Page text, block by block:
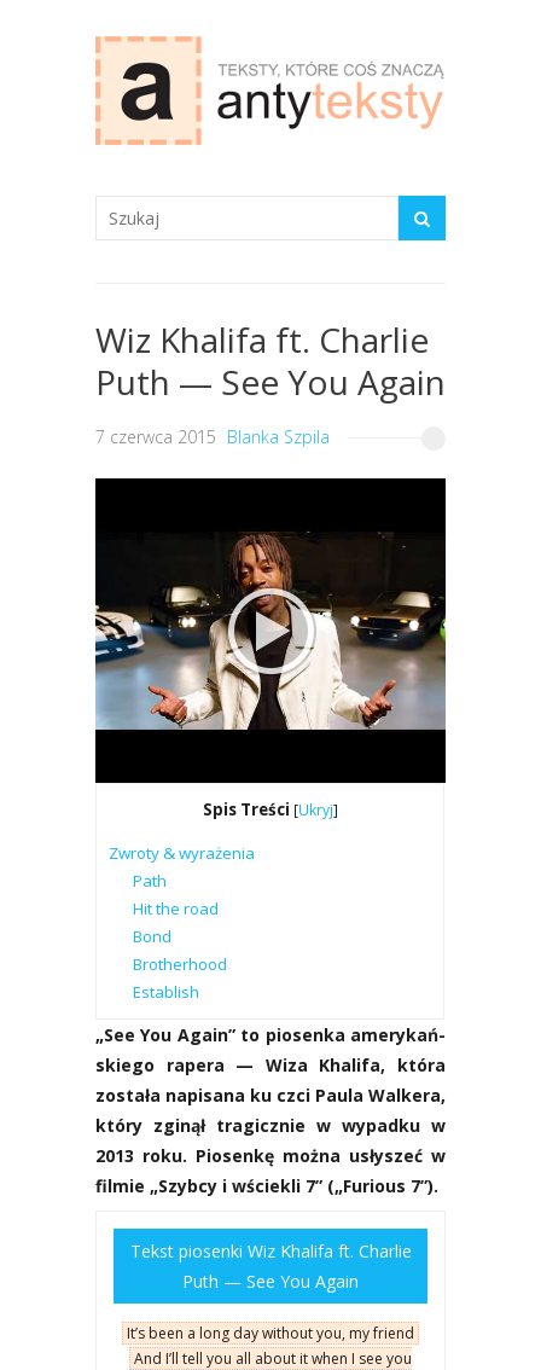
Wiz Khalifa ft. Charlie
Puth — See You Again
7 czerwca 2015 Blanka Szpila
Spis Tre­ści [Ukryj]
Zwro­ty & wyra­że­nia
Path
Hit the road
Bond
Bro­ther­ho­od
Esta­blish
„See You Aga­in” to pio­sen­ka ame­ry­kań­
skie­go rape­ra — Wiza Kha­li­fa, któ­ra
zosta­ła napi­sa­na ku czci Pau­la Wal­ke­ra,
któ­ry zgi­nął tra­gicz­nie w wypad­ku w
2013 roku. Pio­sen­kę moż­na usły­szeć w
fil­mie „Szyb­cy i wście­kli 7” („Furio­us 7”).
Tekst pio­sen­ki Wiz Kha­li­fa ft. Char­lie
Puth — See You Aga­in
It’s been a long day witho­ut you, my friend
And I’ll tell you all abo­ut it when I see you